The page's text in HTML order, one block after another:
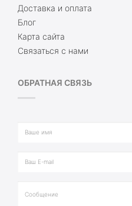
Доставка и оплата
Блог
Карта сайта
Связаться с нами
ОБРАТНАЯ СВЯЗЬ